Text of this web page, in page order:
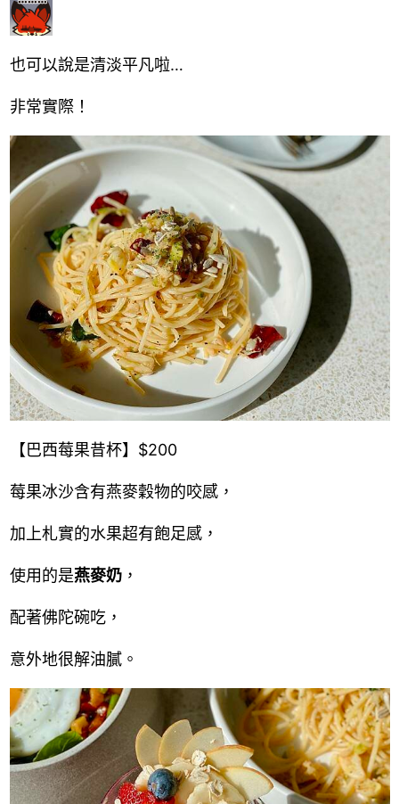
也可以說是清淡平凡啦…
非常實際！
【巴西莓果昔杯】$200
莓果冰沙含有燕麥穀物的咬感，
加上札實的水果超有飽足感，
使用的是燕麥奶，
配著佛陀碗吃，
意外地很解油膩。